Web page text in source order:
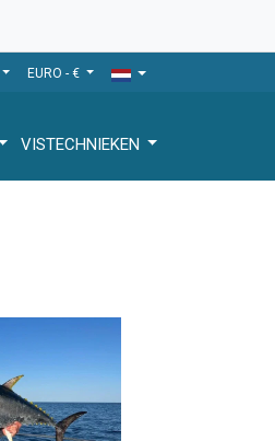
EURO - €
VISTECHNIEKEN